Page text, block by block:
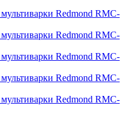
Redmond RMC-
Redmond RMC-
Redmond RMC-
Redmond RMC-
Redmond RMC-